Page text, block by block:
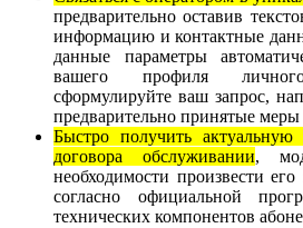
предварительно оставив
информацию и контактные
данные параметры
вашего профиля
сформулируйте ваш запрос,
предварительно принятые меры
Быстро получить
договора обслуживании,
необходимости произвести
согласно официальной
технических компонентов